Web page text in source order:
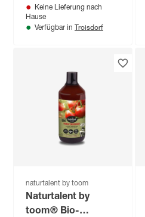
Keine Lieferung nach
Hause
Verfügbar in Troisdorf
naturtalent by toom
Naturtalent by
toom® Bio-